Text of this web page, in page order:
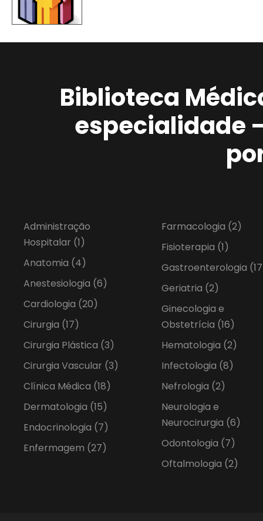
Biblioteca
especialidade
Administração
Hospitalar (1)
Anatomia (4)
Anestesiologia (6)
Cardiologia (20)
Cirurgia (17)
Cirurgia Plástica (3)
Cirurgia Vascular (3)
Clínica Médica (18)
Dermatologia (15)
Endocrinologia (7)
Enfermagem (27)
Farmacologia (2)
Fisioterapia (1)
Gastroenterologia
Geriatria (2)
Ginecologia e
Obstetrícia (16)
Hematologia (2)
Infectologia (8)
Nefrologia (2)
Neurologia e
Neurocirurgia (6)
Odontologia (7)
Oftalmologia (2)